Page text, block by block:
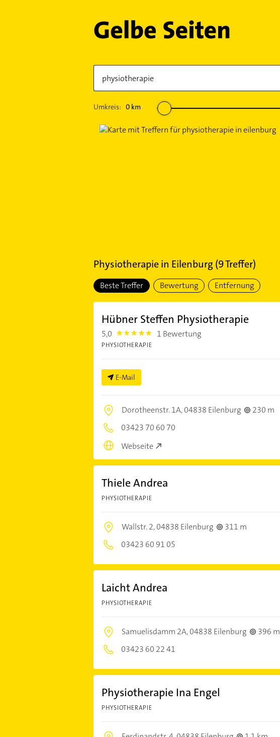
Umkreis: 0km
Physiotherapiein Eilenburg (9Treffer)
Beste Treffer Bewertung Entfernung
Hübner Steffen Physiotherapie
5,0 5.0 1 Bewertung
PHYSIOTHERAPIE
E-Mail
Dorotheenstr. 1A,04838 Eilenburg
230 m
03423 70 60 70
Webseite
Thiele Andrea
PHYSIOTHERAPIE
Wallstr. 2,04838 Eilenburg
311 m
03423 60 91 05
Laicht Andrea
PHYSIOTHERAPIE
Samuelisdamm 2A,04838 Eilenburg
396 m
03423 60 22 41
Physiotherapie Ina Engel
PHYSIOTHERAPIE